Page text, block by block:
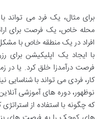
برای مثال، یک فرد می تواند
محله خاص، یک فرصت برای
افراد در یک منطقه خاص با
با ایجاد یک اپلیکیشن برای
فرصت درآمدزا خلق کرد. یا
کار، فردی می تواند با
نوظهور، دوره های آموزشی
که چگونه با استفاده از